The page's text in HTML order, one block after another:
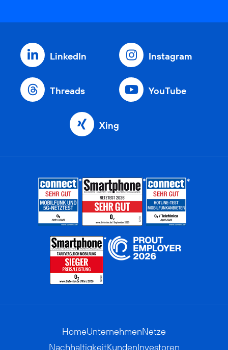
LinkedIn Instagram
Threads YouTube
Xing
HomeUnternehmenNetze
NachhaltigkeitKundenInvestoren